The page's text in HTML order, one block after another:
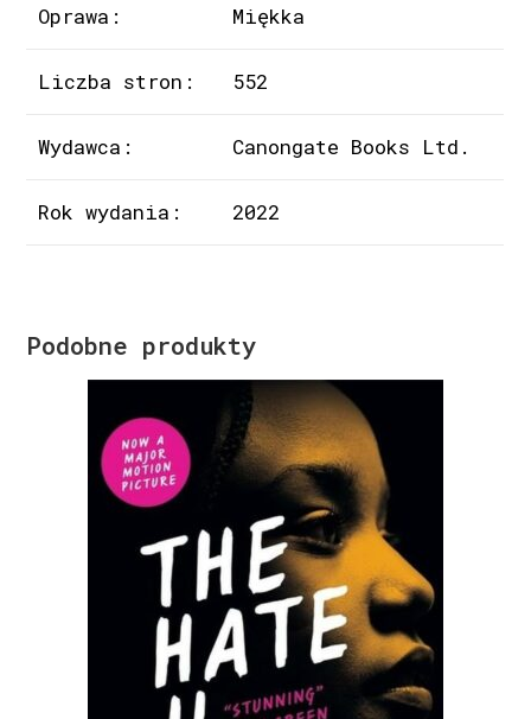
Oprawa: Miękka
Liczba stron: 552
Wydawca: Canongate Books Ltd.
Rok wydania: 2022
Podobne produkty